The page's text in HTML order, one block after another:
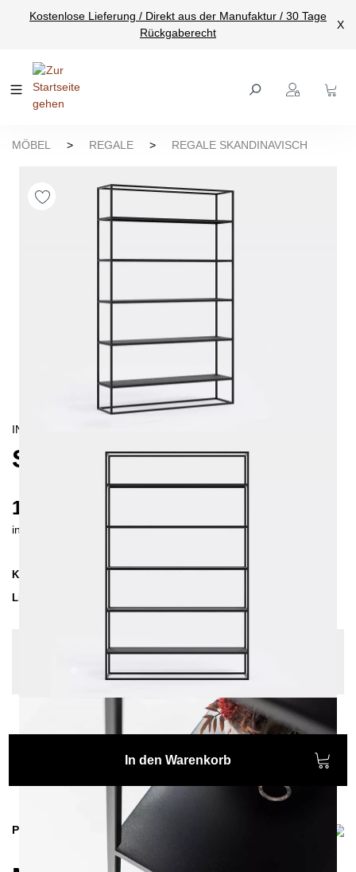
springen
Kostenlose Lieferung / Direkt aus der Manufaktur / 30 Tage
Rückgaberecht
X
MÖBEL > REGALE > REGALE SKANDINAVISCH
INDUSTRIAL/
SIMPLEX REGAL 120
1105 €
inkl. MwSt. inkl. Versandkosten (DE)
Kollektion
Lieferzeit
Konfiguration bearbeiten
In den Warenkorb
Produktinformationen